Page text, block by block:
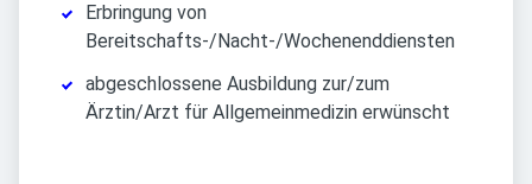
Erbringung von
Bereitschafts-/Nacht-/Wochenenddiensten
abgeschlossene Ausbildung zur/zum
Ärztin/Arzt für Allgemeinmedizin erwünscht